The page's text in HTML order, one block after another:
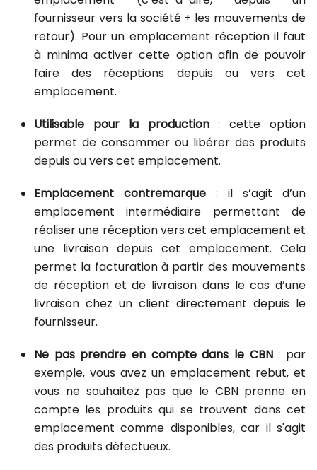
fournisseur vers la société + les mouvements de
retour). Pour un emplacement réception il faut
à minima activer cette option afin de pouvoir
faire des réceptions depuis ou vers cet
emplacement.
Utilisable pour la production: cette option
permet de consommer ou libérer des produits
depuis ou vers cet emplacement.
Emplacement contremarque : il s’agit d’un
emplacement intermédiaire permettant de
réaliser une réception vers cet emplacement et
une livraison depuis cet emplacement. Cela
permet la facturation à partir des mouvements
de réception et de livraison dans le cas d’une
livraison chez un client directement depuis le
fournisseur.
Ne pas prendre en compte dans le CBN: par
exemple, vous avez un emplacement rebut, et
vous ne souhaitez pas que le CBN prenne en
compte les produits qui se trouvent dans cet
emplacement comme disponibles, car il s'agit
des produits défectueux.